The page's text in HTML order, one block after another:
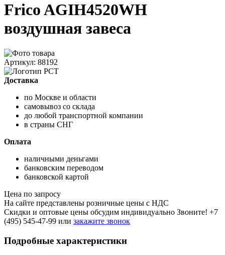
Frico AGIH4520WH
воздушная завеса
Артикул: 88192
Доставка
по Москве и области
самовывоз со склада
до любой транспортной компании
в страны СНГ
Оплата
наличными деньгами
банковским переводом
банковской картой
Цена по запросу
На сайте представлены розничные цены с НДС
Скидки и оптовые цены обсудим индивидуально Звоните! +7
(495) 545-47-99 или закажите звонок
Подробные характеристики